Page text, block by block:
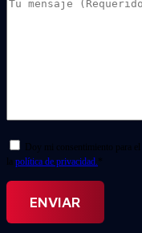
Doy mi consentimiento para
la política de privacidad. *